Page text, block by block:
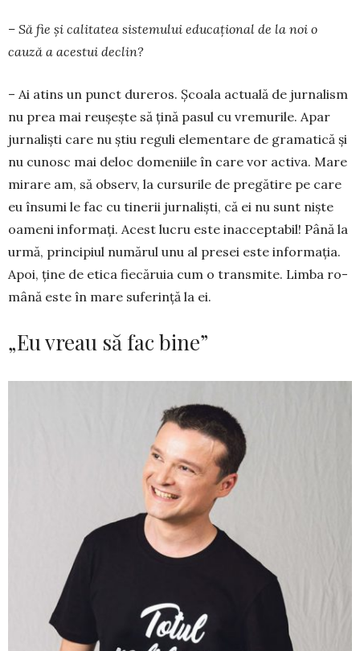
– Să fie şi calitatea sistemului educaţional de la noi o
cauză a acestui declin?
– Ai atins un punct dureros. Şcoala actuală de jurnalism
nu prea mai reuşeşte să ţină pasul cu vre­murile. Apar
jurnalişti care nu ştiu reguli ele­men­tare de gramatică și
nu cunosc mai deloc domeniile în care vor activa. Mare
mirare am, să observ, la cursu­rile de pregătire pe care
eu însumi le fac cu ti­nerii jurnalişti, că ei nu sunt nişte
oameni informaţi. Acest lucru este inacceptabil! Până la
urmă, prin­cipiul numărul unu al presei este informaţia.
Apoi, ţine de etica fiecăruia cum o transmite. Limba ro­
mâ­nă este în mare suferință la ei.
„Eu vreau să fac bine”